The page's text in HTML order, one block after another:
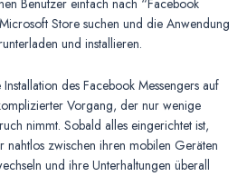
Benutzer einfach nach “Facebook
Store suchen und die Anwendung
und installieren.
Installation des Facebook Messengers auf
Vorgang, der nur wenige
nimmt. Sobald alles eingerichtet ist,
nahtlos zwischen ihren mobilen Geräten
und ihre Unterhaltungen überall